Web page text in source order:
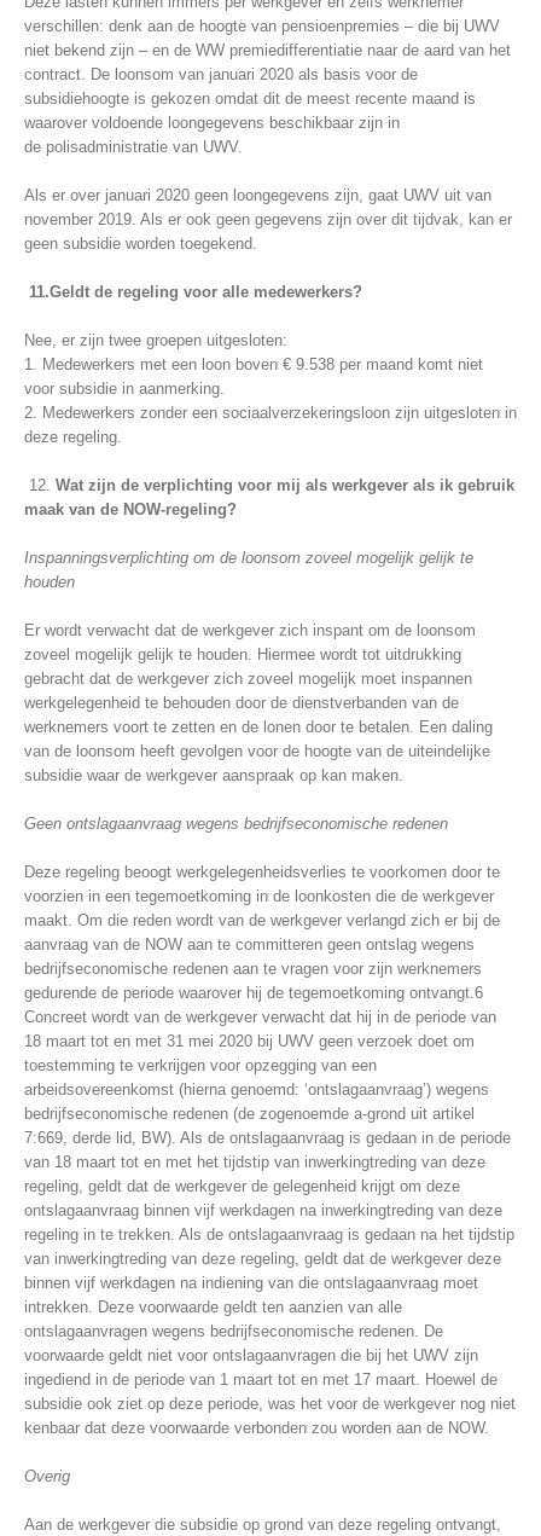
verschillen: denk aan de hoogte van pensioenpremies – die bij UWV
niet bekend zijn – en de WW premiedifferentiatie naar de aard van het
contract. De loonsom van januari 2020 als basis voor de
subsidiehoogte is gekozen omdat dit de meest recente maand is
waarover voldoende loongegevens beschikbaar zijn in
de polisadministratie van UWV.
Als er over januari 2020 geen loongegevens zijn, gaat UWV uit van
november 2019. Als er ook geen gegevens zijn over dit tijdvak, kan er
geen subsidie worden toegekend.
11.Geldt de regeling voor alle medewerkers?
Nee, er zijn twee groepen uitgesloten:
1. Medewerkers met een loon boven € 9.538 per maand komt niet
voor subsidie in aanmerking.
2. Medewerkers zonder een sociaalverzekeringsloon zijn uitgesloten in
deze regeling.
12. Wat zijn de verplichting voor mij als werkgever als ik gebruik
maak van de NOW-regeling?
Inspanningsverplichting om de loonsom zoveel mogelijk gelijk te
houden
Er wordt verwacht dat de werkgever zich inspant om de loonsom
zoveel mogelijk gelijk te houden. Hiermee wordt tot uitdrukking
gebracht dat de werkgever zich zoveel mogelijk moet inspannen
werkgelegenheid te behouden door de dienstverbanden van de
werknemers voort te zetten en de lonen door te betalen. Een daling
van de loonsom heeft gevolgen voor de hoogte van de uiteindelijke
subsidie waar de werkgever aanspraak op kan maken.
Geen ontslagaanvraag wegens bedrijfseconomische redenen
Deze regeling beoogt werkgelegenheidsverlies te voorkomen door te
voorzien in een tegemoetkoming in de loonkosten die de werkgever
maakt. Om die reden wordt van de werkgever verlangd zich er bij de
aanvraag van de NOW aan te committeren geen ontslag wegens
bedrijfseconomische redenen aan te vragen voor zijn werknemers
gedurende de periode waarover hij de tegemoetkoming ontvangt.6
Concreet wordt van de werkgever verwacht dat hij in de periode van
18 maart tot en met 31 mei 2020 bij UWV geen verzoek doet om
toestemming te verkrijgen voor opzegging van een
arbeidsovereenkomst (hierna genoemd: ‘ontslagaanvraag’) wegens
bedrijfseconomische redenen (de zogenoemde a-grond uit artikel
7:669, derde lid, BW). Als de ontslagaanvraag is gedaan in de periode
van 18 maart tot en met het tijdstip van inwerkingtreding van deze
regeling, geldt dat de werkgever de gelegenheid krijgt om deze
ontslagaanvraag binnen vijf werkdagen na inwerkingtreding van deze
regeling in te trekken. Als de ontslagaanvraag is gedaan na het tijdstip
van inwerkingtreding van deze regeling, geldt dat de werkgever deze
binnen vijf werkdagen na indiening van die ontslagaanvraag moet
intrekken. Deze voorwaarde geldt ten aanzien van alle
ontslagaanvragen wegens bedrijfseconomische redenen. De
voorwaarde geldt niet voor ontslagaanvragen die bij het UWV zijn
ingediend in de periode van 1 maart tot en met 17 maart. Hoewel de
subsidie ook ziet op deze periode, was het voor de werkgever nog niet
kenbaar dat deze voorwaarde verbonden zou worden aan de NOW.
Overig
Aan de werkgever die subsidie op grond van deze regeling ontvangt,